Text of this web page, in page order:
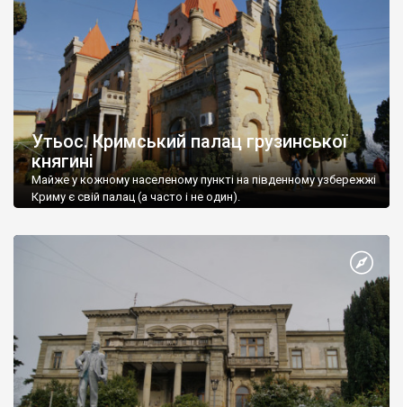
Утьос. Кримський палац грузинської
княгині
Майже у кожному населеному пункті на південному узбережжі
Криму є свій палац (а часто і не один).